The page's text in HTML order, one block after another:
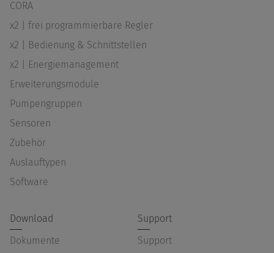
CORA
x2 | frei programmierbare Regler
x2 | Bedienung & Schnittstellen
x2 | Energiemanagement
Erweiterungsmodule
Pumpengruppen
Sensoren
Zubehör
Auslauftypen
Software
Download
Dokumente
Support
Support